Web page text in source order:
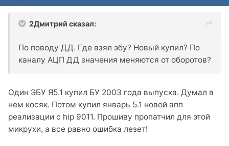
2Дмитрий сказал:
По поводу ДД. Где взял эбу? Новый купил? По
каналу АЦП ДД значения меняются от оборотов?
Один ЭБУ Я5.1 купил БУ 2003 года выпуска. Думал в
нем косяк. Потом купил январь 5.1 новой апп
реализации с hip 9011. Прошиву пропатчил для этой
микрухи, а все равно ошибка лезет!